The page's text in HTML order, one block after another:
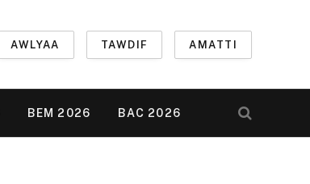
AWLYAA TAWDIF AMATTI
BEM 2026 BAC 2026